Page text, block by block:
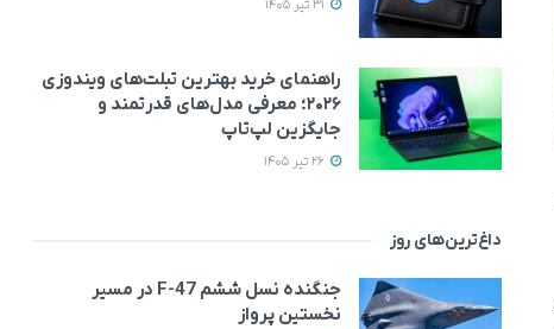
راهنمای خرید بهترین تبلت‌های ویندوزی
۲۰۲۶؛ معرفی مدل‌های قدرتمند و
جایگزین لپ‌تاپ
داغ‌ترین‌های روز
جنگنده نسل ششم F-47 در مسیر
نخستین پرواز